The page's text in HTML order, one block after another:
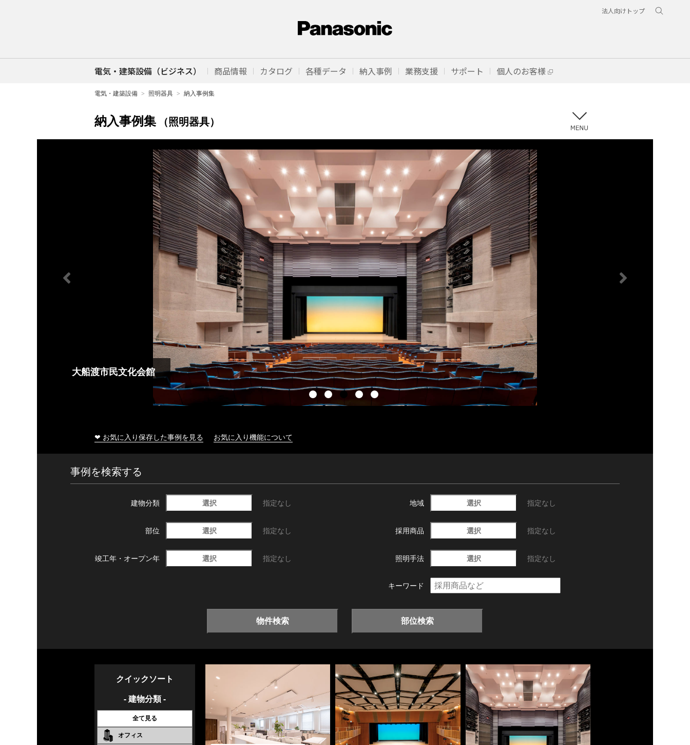
法人向けトップ
電気・建築設備（ビジネス） 商品情報 カタログ 各種データ 納入事例 業務支援 サポート 個人のお客様
電気・建築設備 照明器具 納入事例集
納入事例集 （照明器具）
大船渡市民文化会館
❤ お気に入り保存した事例を見る お気に入り機能について
事例を検索する
建物分類 選択 指定なし 地域 選択 指定なし
部位 選択 指定なし 採用商品 選択 指定なし
竣工年・ オープン年 選択 指定なし 照明手法 選択 指定なし
キーワード
物件検索 部位検索
クイックソート
- 建物分類 -
全て見る
オフィス